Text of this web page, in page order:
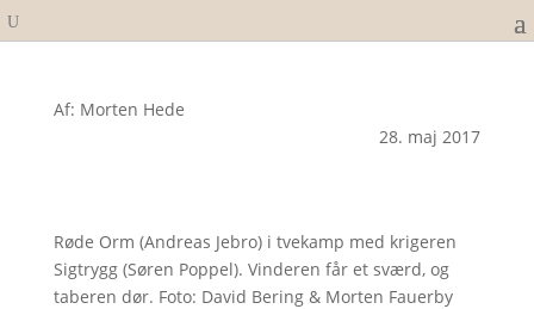
Af: Morten Hede
28. maj 2017
Røde Orm (Andreas Jebro) i tvekamp med krigeren
Sigtrygg (Søren Poppel). Vinderen får et sværd, og
taberen dør. Foto: David Bering & Morten Fauerby